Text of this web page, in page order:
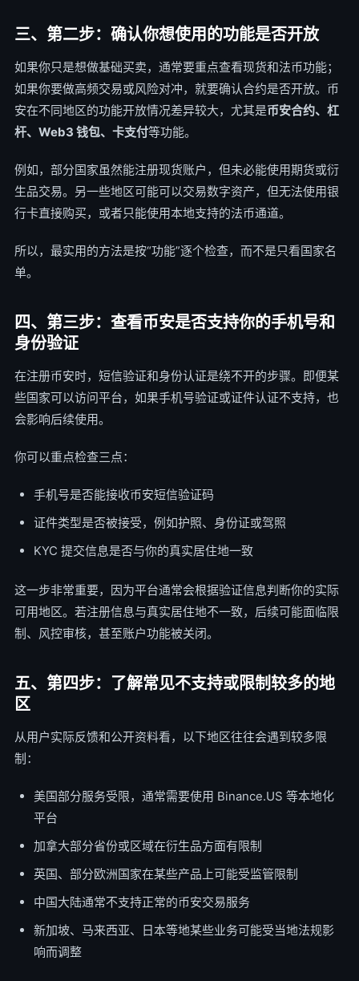
三、第二步：确认你想使用的功能是否开放
如果你只是想做基础买卖，通常要重点查看现货和法币功能；
如果你要做高频交易或风险对冲，就要确认合约是否开放。币
安在不同地区的功能开放情况差异较大，尤其是币安合约、杠
杆、Web3 钱包、卡支付等功能。
例如，部分国家虽然能注册现货账户，但未必能使用期货或衍
生品交易。另一些地区可能可以交易数字资产，但无法使用银
行卡直接购买，或者只能使用本地支持的法币通道。
所以，最实用的方法是按“功能”逐个检查，而不是只看国家名
单。
四、第三步：查看币安是否支持你的手机号和
身份验证
在注册币安时，短信验证和身份认证是绕不开的步骤。即便某
些国家可以访问平台，如果手机号验证或证件认证不支持，也
会影响后续使用。
你可以重点检查三点：
手机号是否能接收币安短信验证码
证件类型是否被接受，例如护照、身份证或驾照
KYC 提交信息是否与你的真实居住地一致
这一步非常重要，因为平台通常会根据验证信息判断你的实际
可用地区。若注册信息与真实居住地不一致，后续可能面临限
制、风控审核，甚至账户功能被关闭。
五、第四步：了解常见不支持或限制较多的地
区
从用户实际反馈和公开资料看，以下地区往往会遇到较多限
制：
美国部分服务受限，通常需要使用 Binance.US 等本地化
平台
加拿大部分省份或区域在衍生品方面有限制
英国、部分欧洲国家在某些产品上可能受监管限制
中国大陆通常不支持正常的币安交易服务
新加坡、马来西亚、日本等地某些业务可能受当地法规影
响而调整